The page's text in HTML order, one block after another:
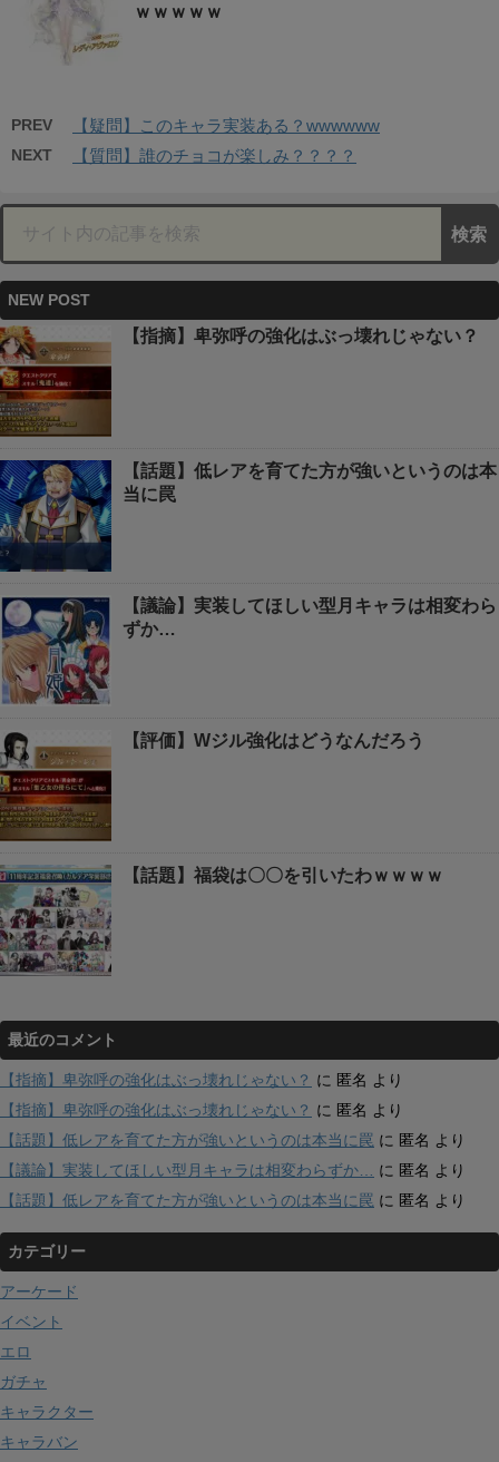
ｗｗｗｗｗ
PREV 【疑問】このキャラ実装ある？wwwwww
NEXT 【質問】誰のチョコが楽しみ？？？？
NEW POST
【指摘】卑弥呼の強化はぶっ壊れじゃない？
【話題】低レアを育てた方が強いというのは本
当に罠
【議論】実装してほしい型月キャラは相変わら
ずか…
【評価】Wジル強化はどうなんだろう
【話題】福袋は〇〇を引いたわｗｗｗｗ
最近のコメント
【指摘】卑弥呼の強化はぶっ壊れじゃない？ に 匿名 より
【指摘】卑弥呼の強化はぶっ壊れじゃない？ に 匿名 より
【話題】低レアを育てた方が強いというのは本当に罠 に 匿名 より
【議論】実装してほしい型月キャラは相変わらずか…
に 匿名 より
【話題】低レアを育てた方が強いというのは本当に罠 に 匿名 より
カテゴリー
アーケード
イベント
エロ
ガチャ
キャラクター
キャラバン